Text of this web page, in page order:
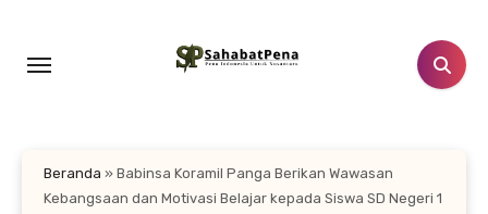
konten
Beranda » Babinsa Koramil Panga Berikan Wawasan
Kebangsaan dan Motivasi Belajar kepada Siswa SD Negeri 1